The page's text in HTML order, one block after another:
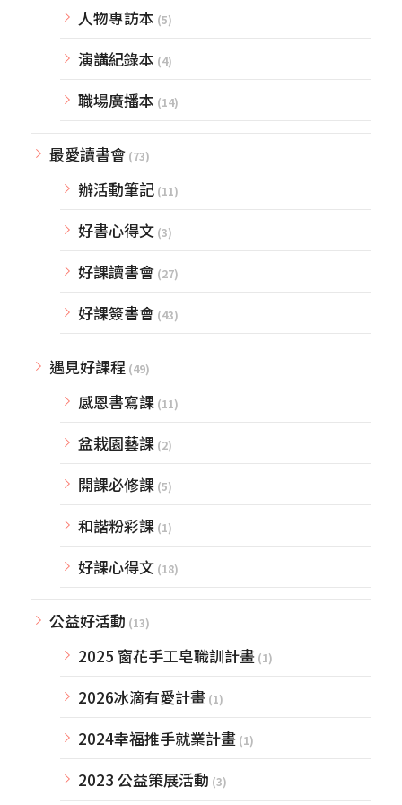
人物專訪本 (5)
演講紀錄本 (4)
職場廣播本 (14)
最愛讀書會 (73)
辦活動筆記 (11)
好書心得文 (3)
好課讀書會 (27)
好課簽書會 (43)
遇見好課程 (49)
感恩書寫課 (11)
盆栽園藝課 (2)
開課必修課 (5)
和諧粉彩課 (1)
好課心得文 (18)
公益好活動 (13)
2025 窗花手工皂職訓計畫 (1)
2026冰滴有愛計畫 (1)
2024幸福推手就業計畫 (1)
2023 公益策展活動 (3)